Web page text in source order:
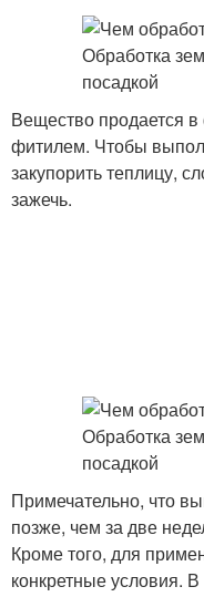
Вещество продается
фитилем. Чтобы
закупорить теплицу,
зажечь.
Примечательно, что
позже, чем за две
Кроме того, для
конкретные условия. В